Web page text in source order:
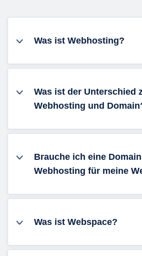
Was ist Webhosting?
Was ist der Unterschied
Webhosting und
Brauche ich eine
Webhosting für meine
Was ist Webspace?